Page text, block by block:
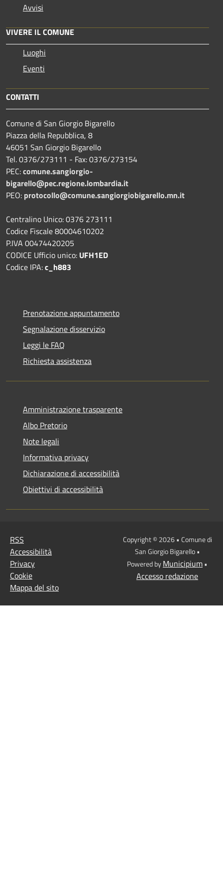
Avvisi
VIVERE IL COMUNE
Luoghi
Eventi
CONTATTI
Comune di San Giorgio Bigarello
Piazza della Repubblica, 8
46051 San Giorgio Bigarello
Tel. 0376/273111 - Fax: 0376/273154
PEC:comune.sangiorgio-
bigarello@pec.regione.lombardia.it
PEO: protocollo@comune.sangiorgiobigarello.mn.it
Centralino Unico: 0376 273111
Codice Fiscale 80004610202
P.IVA 00474420205
CODICE Ufficio unico: UFH1ED
Codice IPA:c_h883
Prenotazione appuntamento
Segnalazione disservizio
Leggi le FAQ
Richiesta assistenza
Amministrazione trasparente
Albo Pretorio
Note legali
Informativa privacy
Dichiarazione di accessibilità
Obiettivi di accessibilità
RSS
Accessibilità
Privacy
Cookie
Mappa del sito
Copyright © 2026 • Comune di
San Giorgio Bigarello •
Powered byMunicipium•
Accesso redazione